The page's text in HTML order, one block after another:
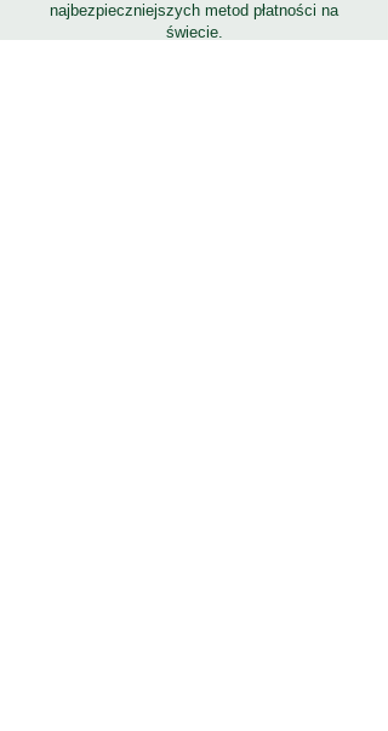
najbezpieczniejszych metod płatności na
świecie.